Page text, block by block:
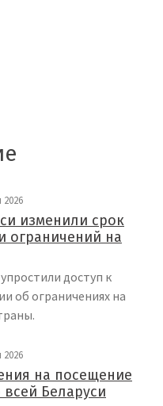
2026
изменили срок
ограничений на
доступ к
об ограничениях на
2026
на посещение
Беларуси